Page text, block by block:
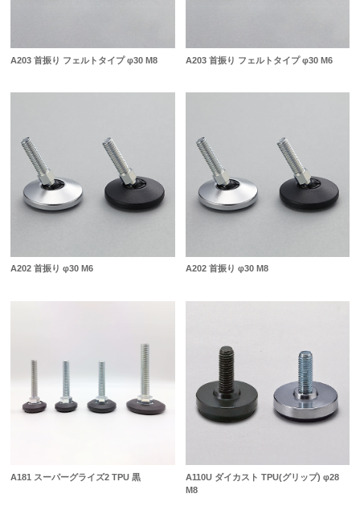
A203 首振り フェルトタイプ φ30 M8 A203 首振り フェルトタイプ φ30 M6
A202 首振り φ30 M6 A202 首振り φ30 M8
A181 スーパーグライズ2 TPU 黒
A110U ダイカスト TPU(グリップ) φ28
M8